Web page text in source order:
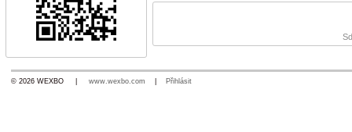
© 2026 WEXBO | www.wexbo.com Přihlásit